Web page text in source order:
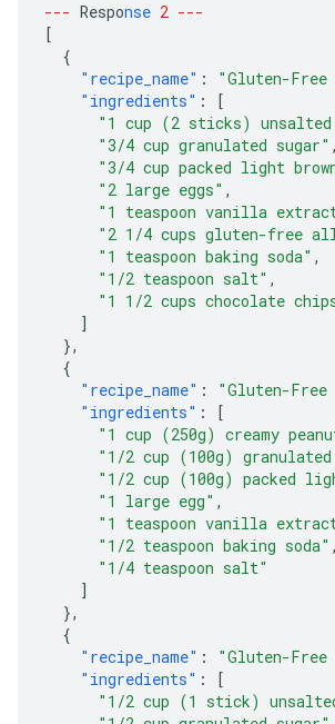
--- Response 2 ---
[
{
"recipe_name" :
"Gluten-Free
"ingredients" :
[
"1 cup (2 sticks) unsalted
"3/4 cup granulated sugar" ,
"3/4 cup packed light
"2 large eggs" ,
"1 teaspoon vanilla
"2 1/4 cups gluten-free
"1 teaspoon baking soda" ,
"1/2 teaspoon salt" ,
"1 1/2 cups chocolate
]
},
{
"recipe_name" :
"Gluten-Free
"ingredients" :
[
"1 cup (250g) creamy
"1/2 cup (100g)
"1/2 cup (100g) packed
"1 large egg" ,
"1 teaspoon vanilla
"1/2 teaspoon baking soda" ,
"1/4 teaspoon salt"
]
},
{
"recipe_name" :
"Gluten-Free
"ingredients" :
[
"1/2 cup (1 stick)